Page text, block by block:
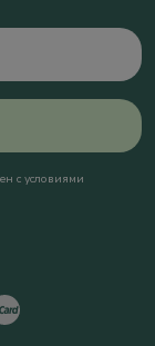
с условиями